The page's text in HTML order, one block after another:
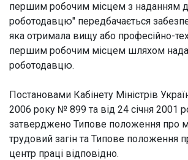
першим робочим місцем з наданням
роботодавцю" передбачається
яка отримала вищу або професійно-
першим робочим місцем шляхом
роботодавцю.
Постановами Кабінету Міністрів
2006 року № 899 та від 24 січня 2001
затверджено Типове положення про
трудовий загін та Типове положення
центр праці відповідно.